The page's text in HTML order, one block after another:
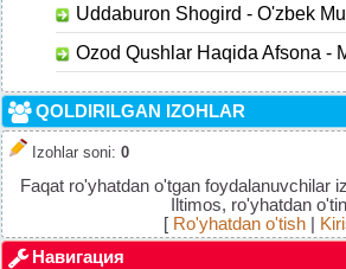
Uddaburon Shogird - O'zbek
Ozod Qushlar Haqida Afsona -
QOLDIRILGAN IZOHLAR
Izohlar soni: 0
Faqat ro'yhatdan o'tgan foydalanuvchilar
Iltimos, ro'yhatdan
[ Ro'yhatdan o'tish|
Навигация